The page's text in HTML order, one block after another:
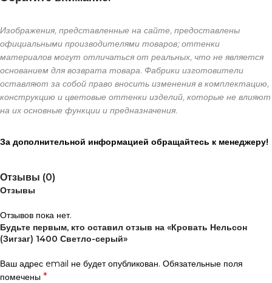
Изображения, представленные на сайте, предоставлены
официальными производителями товаров; оттенки
материалов могут отличаться от реальных, что не является
основанием для возврата товара. Фабрики изготовители
оставляют за собой право вносить изменения в комплектацию,
конструкцию и цветовые оттенки изделий, которые не влияют
на их основные функции и предназначения.
За дополнительной информацией обращайтесь к менеджеру!
Отзывы (0)
Отзывы
Отзывов пока нет.
Будьте первым, кто оставил отзыв на «Кровать Нельсон
(Зигзаг) 1400 Светло-серый»
Ваш адрес email не будет опубликован. Обязательные поля
помечены *